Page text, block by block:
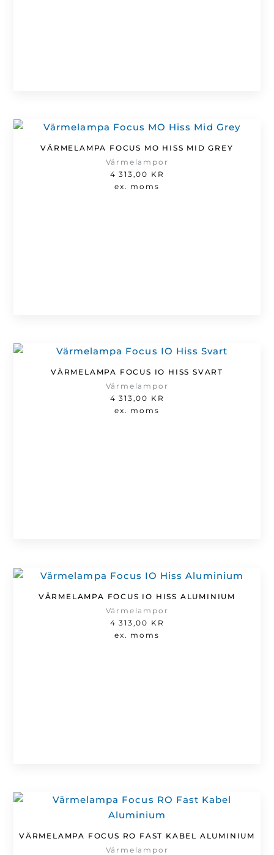
VÄRMELAMPA FOCUS MO HISS MID GREY
Värmelampor
4 313,00 KR
ex. moms
VÄRMELAMPA FOCUS IO HISS SVART
Värmelampor
4 313,00 KR
ex. moms
VÄRMELAMPA FOCUS IO HISS ALUMINIUM
Värmelampor
4 313,00 KR
ex. moms
VÄRMELAMPA FOCUS RO FAST KABEL ALUMINIUM
Värmelampor